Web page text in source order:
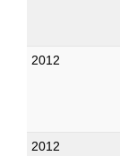
2012
2012